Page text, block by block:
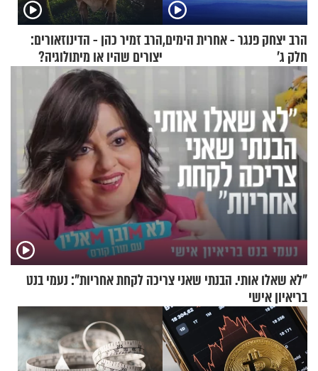
הרב יצחק פנגר - אחרית הימים,
חלק ג’
הרב זמיר כהן - הדינוזאורים:
יצורים שהיו או מיתולוגיה?
"לא שאלו אותי. הבנתי שאני צריכה לקחת אחריות": נעמי בנט
בריאיון אישי